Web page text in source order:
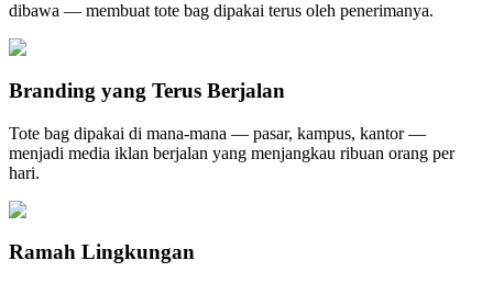
dibawa — membuat tote bag dipakai terus oleh penerimanya.
Branding yang Terus Berjalan
Tote bag dipakai di mana-mana — pasar, kampus, kantor —
menjadi media iklan berjalan yang menjangkau ribuan orang per
hari.
Ramah Lingkungan